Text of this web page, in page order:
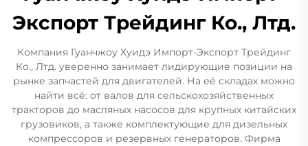
Экспорт Трейдинг Ко., Лтд.
Компания Гуанчжоу Хуидэ Импорт-Экспорт Трейдинг
Ко., Лтд. уверенно занимает лидирующие позиции на
рынке запчастей для двигателей. На её складах можно
найти всё: от валов для сельскохозяйственных
тракторов до масляных насосов для крупных китайских
грузовиков, а также комплектующие для дизельных
компрессоров и резервных генераторов. Фирма